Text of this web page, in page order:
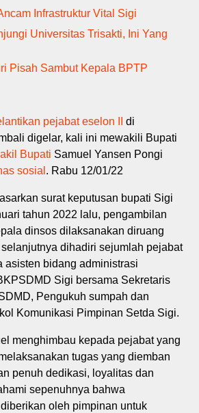
Infrastruktur Vital Sigi
Universitas Trisakti, Ini Yang
Pisah Sambut Kepala BPTP
pejabat eselon II
di
digelar, kali ini mewakili Bupati
Bupati Samuel Yansen Pongi
sosial . Rabu 12/01/22
surat keputusan bupati Sigi
tahun 2022 lalu, pengambilan
dinsos dilaksanakan diruang
dihadiri sejumlah pejabat
asisten bidang administrasi
Sigi bersama Sekretaris
Pengukuh sumpah dan
Komunikasi Pimpinan Setda Sigi.
menghimbau kepada pejabat yang
tugas yang diemban
penuh dedikasi, loyalitas dan
sepenuhnya bahwa
oleh pimpinan untuk